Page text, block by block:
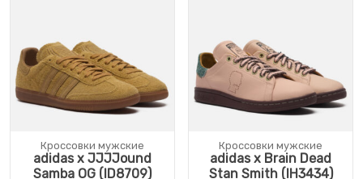
Кроссовки мужские
adidas x JJJJound
Samba OG (ID8709)
Кроссовки мужские
adidas x Brain Dead
Stan Smith (IH3434)